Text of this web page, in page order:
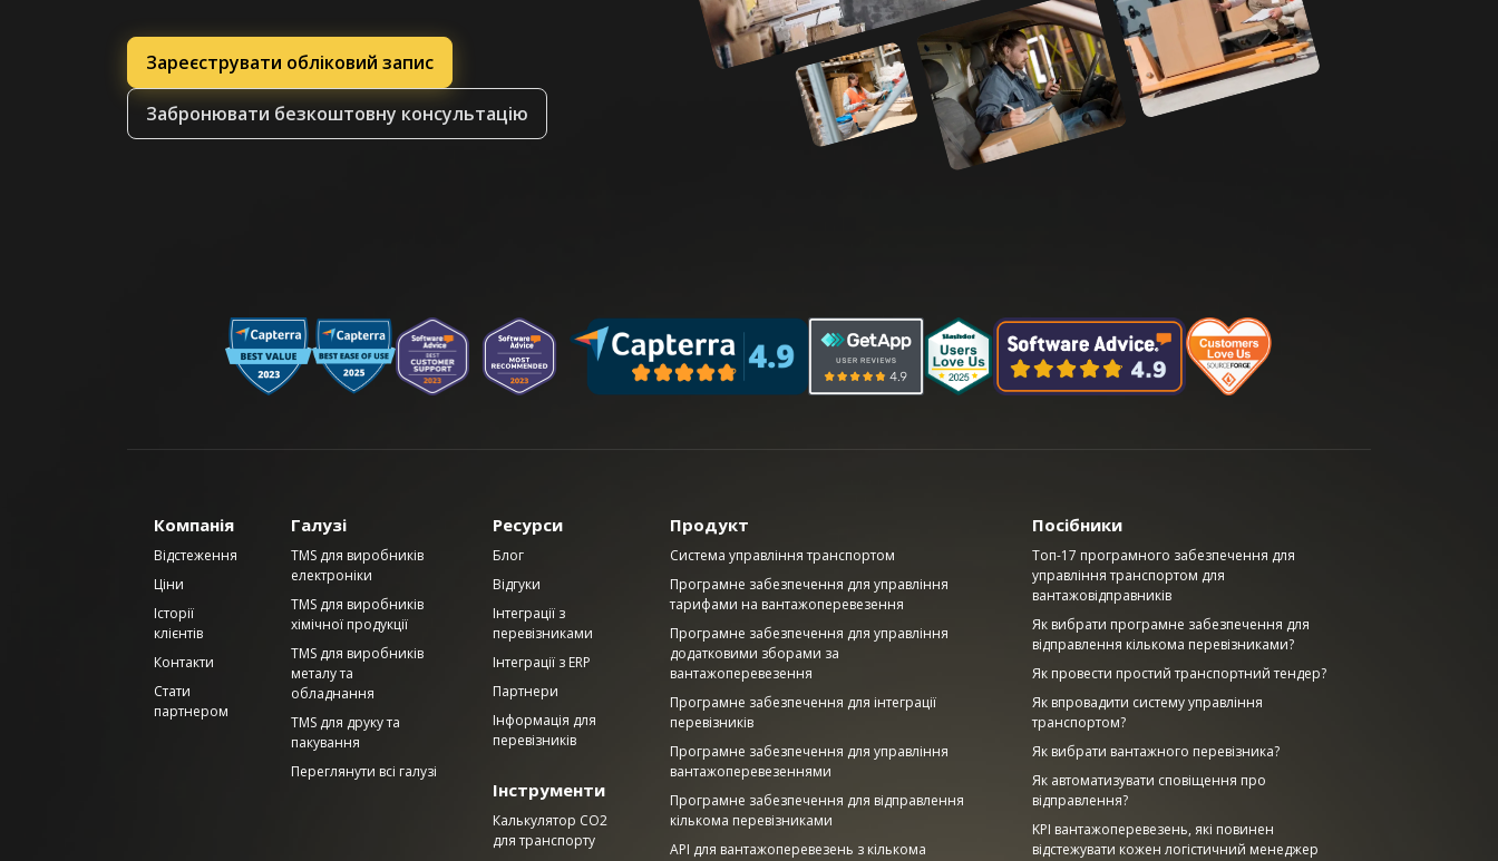
Зареєструвати обліковий запис
Забронювати безкоштовну консультацію
Компанія
Відстеження
Ціни
Історії
клієнтів
Контакти
Стати
партнером
Галузі
TMS для виробників
електроніки
TMS для виробників
хімічної продукції
TMS для виробників
металу та
обладнання
TMS для друку та
пакування
Переглянути всі галузі
Ресурси
Блог
Відгуки
Інтеграції з
перевізниками
Інтеграції з ERP
Партнери
Інформація для
перевізників
Інструменти
Калькулятор CO2
для транспорту
Продукт
Система управління транспортом
Програмне забезпечення для управління
тарифами на вантажоперевезення
Програмне забезпечення для управління
додатковими зборами за
вантажоперевезення
Програмне забезпечення для інтеграції
перевізників
Програмне забезпечення для управління
вантажоперевезеннями
Програмне забезпечення для відправлення
кількома перевізниками
API для вантажоперевезень з кількома
Посібники
Топ-17 програмного забезпечення для
управління транспортом для
вантажовідправників
Як вибрати програмне забезпечення для
відправлення кількома перевізниками?
Як провести простий транспортний тендер?
Як впровадити систему управління
транспортом?
Як вибрати вантажного перевізника?
Як автоматизувати сповіщення про
відправлення?
KPI вантажоперевезень, які повинен
відстежувати кожен логістичний менеджер